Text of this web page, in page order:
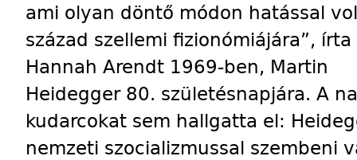
ami olyan döntő módon hatással
század szellemi fizionómiájára”, írta
Hannah Arendt 1969-ben, Martin
Heidegger 80. születésnapjára. A
kudarcokat sem hallgatta el:
nemzeti szocializmussal szembeni